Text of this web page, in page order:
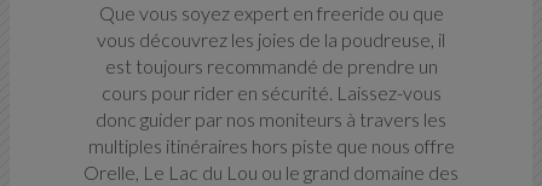
Que vous soyez expert en freeride ou que
vous découvrez les joies de la poudreuse, il
est toujours recommandé de prendre un
cours pour rider en sécurité. Laissez-vous
donc guider par nos moniteurs à travers les
multiples itinéraires hors piste que nous offre
Orelle, Le Lac du Lou ou le grand domaine des